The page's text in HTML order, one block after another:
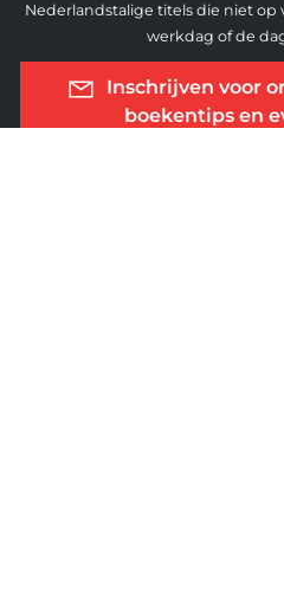
Nederlandstalige titels die niet op
werkdag of de
Inschrijven voor
boekentips en